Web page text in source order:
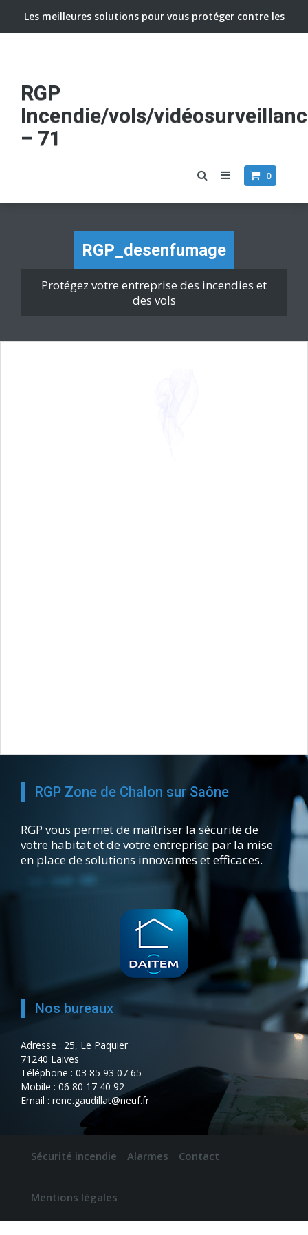
Les meilleures solutions pour vous protéger contre les
RGP
Incendie/vols/
– 71
0
RGP_desenfumage
Protégez votre entreprise des incendies et
des vols
RGP Zone de Chalon sur Saône
RGP vous permet de maîtriser la sécurité de
votre habitat et de votre entreprise par la mise
en place de solutions innovantes et efficaces.
Nos bureaux
Adresse : 25, Le Paquier
71240 Laives
Téléphone : 03 85 93 07 65
Mobile : 06 80 17 40 92
Email : rene.gaudillat@neuf.fr
Sécurité incendie Alarmes Contact
Mentions légales